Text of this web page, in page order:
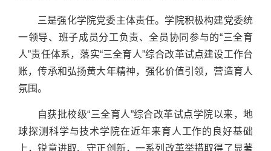
三是强化学院党委主体责任。学院积极构建党委统
一领导、班子成员分工负责、全员协同参与的“三全育
人”责任体系，落实“三全育人”综合改革试点建设工作台
账，传承和弘扬黄大年精神，强化价值引领，营造育人
氛围。
自获批校级“三全育人”综合改革试点学院以来，地
球探测科学与技术学院在近年来育人工作的良好基础
上，锐意进取、守正创新，一系列改革举措取得了显著